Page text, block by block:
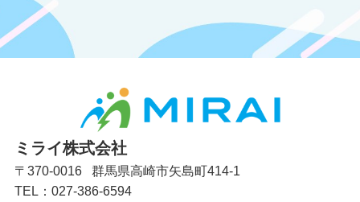
ミライ株式会社
〒370-0016 群馬県高崎市矢島町414-1
TEL：027-386-6594